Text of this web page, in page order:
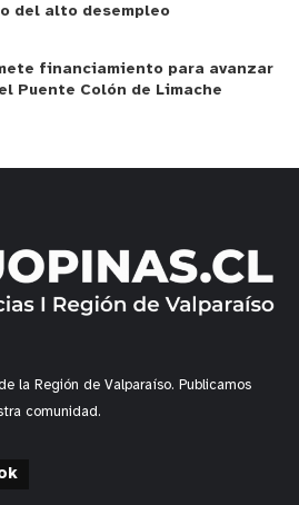
del alto desempleo
financiamiento para avanzar
Puente Colón de Limache
la Región de Valparaíso. Publicamos
comunidad.